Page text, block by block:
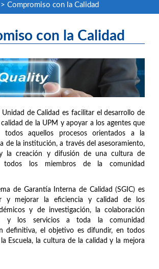
Compromiso con la Calidad
con la Calidad
Unidad de Calidad es facilitar el desarrollo de
de la UPM y apoyar a los agentes que
todos aquellos procesos orientados a la
de la institución, a través del asesoramiento,
la creación y difusión de una cultura de
todos los miembros de la comunidad
de Garantía Interna de Calidad (SGIC) es
y mejorar la eficiencia y calidad de los
y de investigación, la colaboración
y los servicios a toda la comunidad
definitiva, el objetivo es difundir, en todos
Escuela, la cultura de la calidad y la mejora